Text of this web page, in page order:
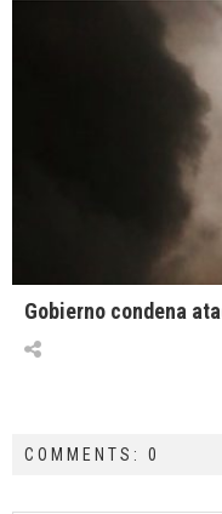
Gobierno condena
COMMENTS: 0